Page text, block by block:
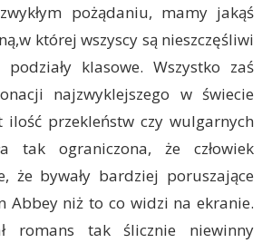
pożądaniu, mamy jakąś
której wszyscy są nieszczęśliwi
klasowe. Wszystko zaś
najzwyklejszego w świecie
ilość przekleństw czy wulgarnych
tak ograniczona, że człowiek
że bywały bardziej poruszające
Abbey niż to co widzi na ekranie.
romans tak ślicznie niewinny